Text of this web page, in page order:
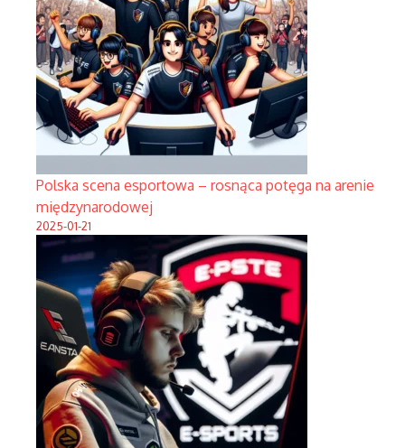
Polska scena esportowa – rosnąca potęga na arenie
międzynarodowej
2025-01-21